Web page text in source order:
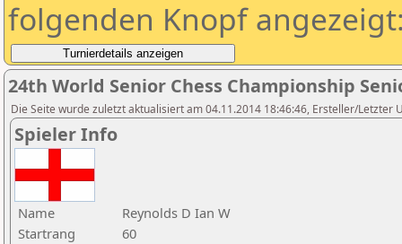
folgenden Knopf
24th World Senior Chess Championship
Die Seite wurde zuletzt aktualisiert am 04.11.2014 18:46:46, Ersteller/Letzter
Spieler Info
Name
Reynolds D Ian W
Startrang
60